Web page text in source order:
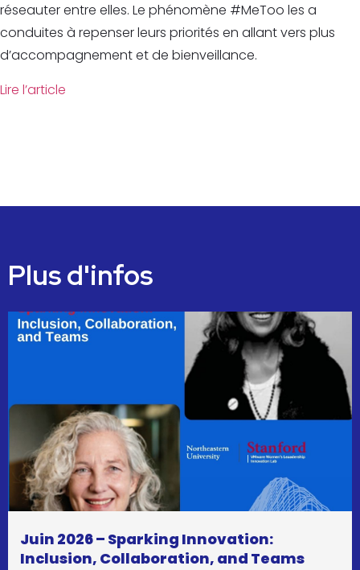
réseauter entre elles. Le phénomène #MeToo les a
conduites à repenser leurs priorités en allant vers plus
d’accompagnement et de bienveillance.
Lire l’article
Plus d'infos
Juin 2026 – Sparking Innovation:
Inclusion, Collaboration, and Teams